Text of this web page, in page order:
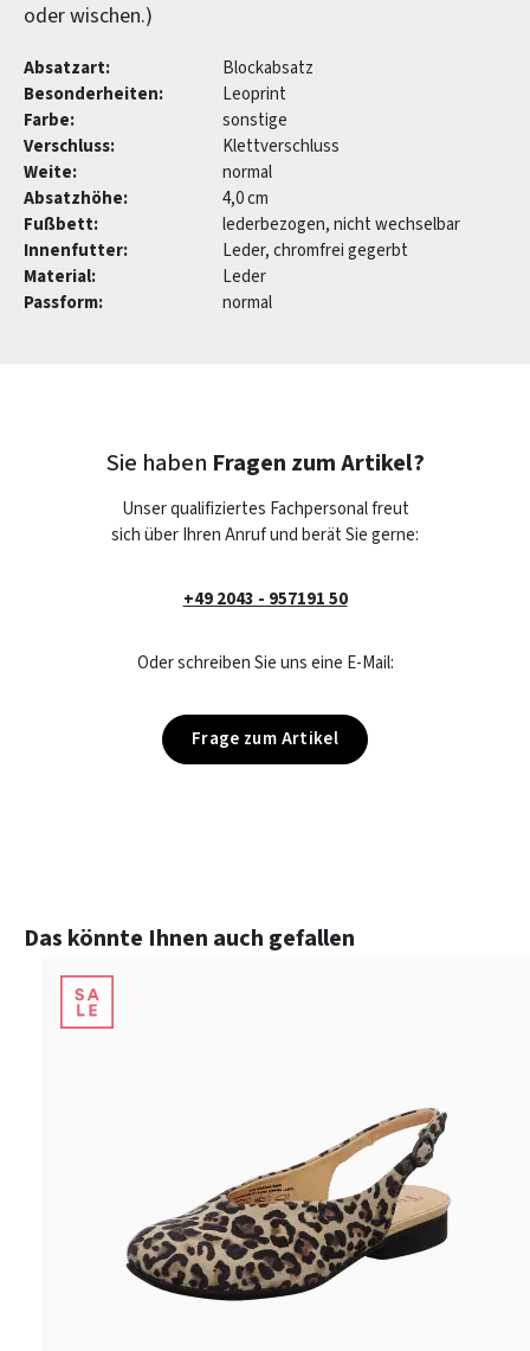
oder wischen.)
Absatzart:
Blockabsatz
Besonderheiten:
Leoprint
Farbe:
sonstige
Verschluss:
Klettverschluss
Weite:
normal
Absatzhöhe:
4,0 cm
Fußbett:
lederbezogen, nicht wechselbar
Innenfutter:
Leder, chromfrei gegerbt
Material:
Leder
Passform:
normal
Sie haben Fragen zum Artikel?
Unser qualifiziertes Fachpersonal freut
sich über Ihren Anruf und berät Sie gerne:
+49 2043 - 957191 50
Oder schreiben Sie uns eine E-Mail:
Frage zum Artikel
Produktgalerie überspringen
Das könnte Ihnen auch gefallen